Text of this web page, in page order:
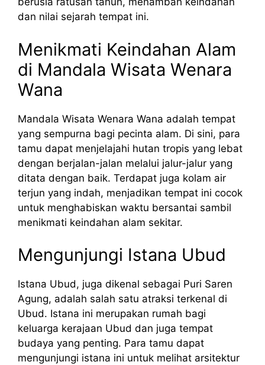
dan nilai sejarah tempat ini.
Menikmati Keindahan Alam
di Mandala Wisata Wenara
Wana
Mandala Wisata Wenara Wana adalah tempat
yang sempurna bagi pecinta alam. Di sini, para
tamu dapat menjelajahi hutan tropis yang lebat
dengan berjalan-jalan melalui jalur-jalur yang
ditata dengan baik. Terdapat juga kolam air
terjun yang indah, menjadikan tempat ini cocok
untuk menghabiskan waktu bersantai sambil
menikmati keindahan alam sekitar.
Mengunjungi Istana Ubud
Istana Ubud, juga dikenal sebagai Puri Saren
Agung, adalah salah satu atraksi terkenal di
Ubud. Istana ini merupakan rumah bagi
keluarga kerajaan Ubud dan juga tempat
budaya yang penting. Para tamu dapat
mengunjungi istana ini untuk melihat arsitektur